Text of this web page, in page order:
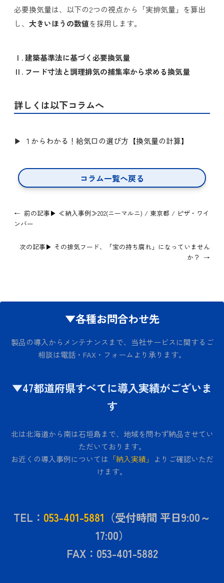
必要換気量は、以下の2つの視点から「実排気量」を算出
し、 大きいほうの数値を採用します。
Ⅰ. 建築基準法に基づく必要換気量
Ⅱ. フード寸法と調理排気の捕集率から求める換気量
詳しくは以下コラムへ
▶︎ １からわかる！給気口の選び方【換気量の計算】
コラム一覧へ戻る
← 前の記事▶ ≪納入事例≫202(ニーマルニ) / 東京都 / ピザ・ワイ
ンバー
次の記事▶ その排気フード、「宝の持ち腐れ」になっていません
か？ →
▼各種お問合わせ先
製品の導入からメンテナンスまで、当社サービスに関するご
相談は電話・FAX・フォームより承ります。
▼47都道府県すべてに導入実績がございま
す
北は北海道から南は石垣島まで、地域を問わず納品させてい
ただいております。
お近くの導入事例については 「納入実績」
よりご確認いただ
けます。
TEL： 053-401-5881 （受付時間 平日9:00～
17:00）
FAX：053-401-5882